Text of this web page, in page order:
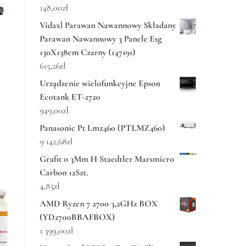
148,00zł
Vidaxl Parawan Nawannowy Składany
Parawan Nawannowy 3 Panele Esg
130X138cm Czarny (147191)
615,26zł
Urządzenie wielofunkcyjne Epson
Ecotank ET-2720
949,00zł
Panasonic Pt Lmz460 (PTLMZ460)
9 142,68zł
Grafit 0 3Mm H Staedtler Marsmicro
Carbon 12Szt.
4,85zł
AMD Ryzen 7 2700 3,2GHz BOX
(YD2700BBAFBOX)
1 399,00zł